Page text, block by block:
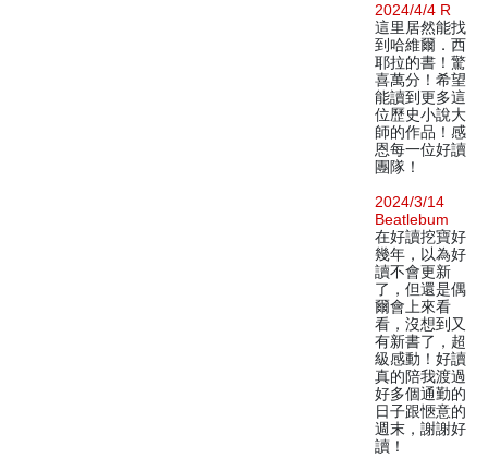
2024/4/4 R
這里居然能找
到哈維爾．西
耶拉的書！驚
喜萬分！希望
能讀到更多這
位歷史小說大
師的作品！感
恩每一位好讀
團隊！
2024/3/14
Beatlebum
在好讀挖寶好
幾年，以為好
讀不會更新
了，但還是偶
爾會上來看
看，沒想到又
有新書了，超
級感動！好讀
真的陪我渡過
好多個通勤的
日子跟愜意的
週末，謝謝好
讀！